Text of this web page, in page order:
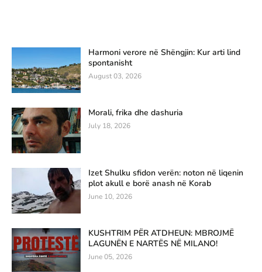
Harmoni verore në Shëngjin: Kur arti lind
spontanisht
August 03, 2026
Morali, frika dhe dashuria
July 18, 2026
Izet Shulku sfidon verën: noton në liqenin
plot akull e borë anash në Korab
June 10, 2026
KUSHTRIM PËR ATDHEUN: MBROJMË
LAGUNËN E NARTËS NË MILANO!
June 05, 2026